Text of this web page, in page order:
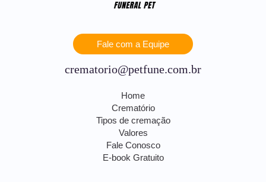
Fale com a Equipe
crematorio@petfune.com.br
Home
Crematório
Tipos de cremação
Valores
Fale Conosco
E-book Gratuito